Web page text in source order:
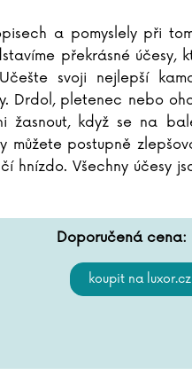
a pomyslely při
překrásné účesy,
svoji nejlepší
Drdol, pletenec nebo
žasnout, když se na
postupně
Všechny účesy
Doporučená cena: